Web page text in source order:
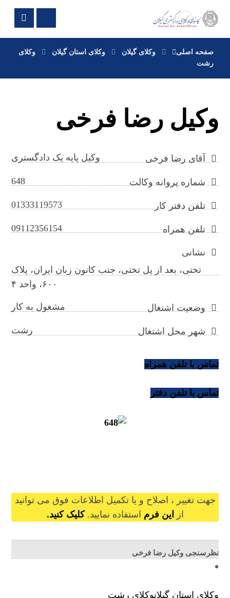
صفحه اصلی وکلای گیلان وکلای استان گیلان
وکلای
رشت
وکیل رضا فرخی
آقای رضا فرخی وکیل پایه یک دادگستری
شماره پروانه وکالت 648
تلفن دفتر کار 01333119573
تلفن همراه 09112356154
نشانی
تختی، بعد از پل تختی، جنب کانون زبان ایران، پلاک
۶۰۰، واحد ۴
وضعیت اشتغال مشغول به کار
شهر محل اشتغال رشت
تماس با تلفن همراه
تماس با تلفن دفتر
جهت تغییر ، اصلاح و یا تکمیل اطلاعات فوق می توانید
از
این فرم استفاده نمایید. کلیک کنید.
نظرسنجی وکیل رضا فرخی
وکلای استان گیلانوکلای رشت